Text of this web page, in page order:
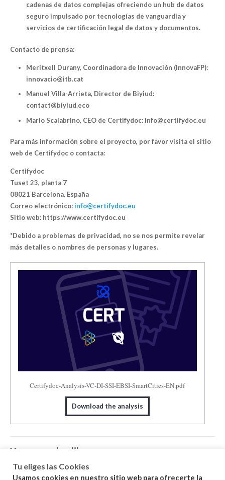
cadenas de datos complejas ofreciendo un hub de datos
seguro impulsado por tecnologías de vanguardia y
servicios de certificación legal de datos y documentos.
Contacto de prensa:
Meritxell Durany, Coordinadora de Innovación (InnovaFP):
innovacio@itb.cat
Manuel Villa-Arrieta, Director de Biyiud:
contact@biyiud.eco
Mario Scalabrino, CEO de Certifydoc: info@certifydoc.eu
Para más información sobre el proyecto, por favor visita el sitio
web de Certifydoc o contacta:
Certifydoc
Tuset 23, planta 7
08021 Barcelona, España
Correo electrónico: info@certifydoc.eu
Sitio web: https://www.certifydoc.eu
*Debido a problemas de privacidad, no se nos permite revelar
más detalles o nombres de personas y lugares.
Certifydoc-Analysis-VC-DI-SSI-EBSI-SmartCities-EN.pdf
Download the analysis
You may also like…
Tu eliges las Cookies
Usamos cookies en nuestro sitio web para ofrecerte la